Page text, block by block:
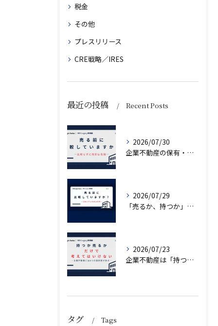
税金
その他
プレスリリース
CRE戦略／IRES
最近の投稿 Recent Posts
2026/07/30
企業不動産の保有・活用・売却・組み換えをどう比較するか｜CRE戦略の8つの評価軸
2026/07/29
「売るか、持つか」で悩んでいませんか？
2026/07/23
企業不動産は「持つか売るか」だけではない｜CRE戦略で考える4つの意思決定
タグ Tags